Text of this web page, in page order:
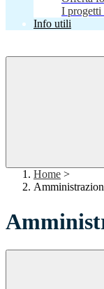
I progetti
Info utili
Home >